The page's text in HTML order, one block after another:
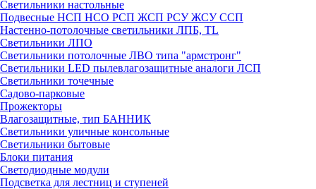
Светильники настольные
Подвесные НСП НСО РСП ЖСП РСУ ЖСУ ССП
Настенно-потолочные светильники ЛПБ, TL
Светильники ЛПО
Светильники потолочные ЛВО типа "армстронг"
Светильники LED пылевлагозащитные аналоги ЛСП
Светильники точечные
Садово-парковые
Прожекторы
Влагозащитные, тип БАННИК
Светильники уличные консольные
Светильники бытовые
Блоки питания
Светодиодные модули
Подсветка для лестниц и ступеней